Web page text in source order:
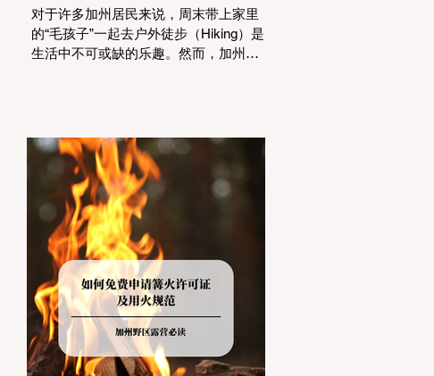
对于许多加州居民来说，周末带上家里
的“毛孩子”一起去户外徒步（Hiking）是
生活中不可或缺的乐趣。然而，加州拥
到了步道口才绝望地看到一块大大的
"No Dogs on Trail"（步道严禁犬只） 的
指示牌，这无疑会彻底毁掉整个周末。
为了避免“带狗碰壁”，您必须在出发前清
楚地了解不同公共土地系统对宠物政
策，掌握实用的路线筛选工具，并警惕
加州特有的野外环境隐患。 一、 破除宠
物政策管辖权迷雾：狗狗到底能去哪
里？ 加州的户外区域由不同的政府机构
管理，其核心保护目标决定了宠物政策
的严格程度。我们可以将其视为一条“从
严到宽”的鄙视链： 1. 极其严格：国家公